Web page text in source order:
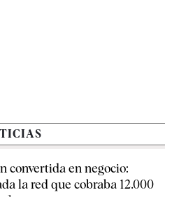
convertida en negocio:
la red que cobraba 12.000